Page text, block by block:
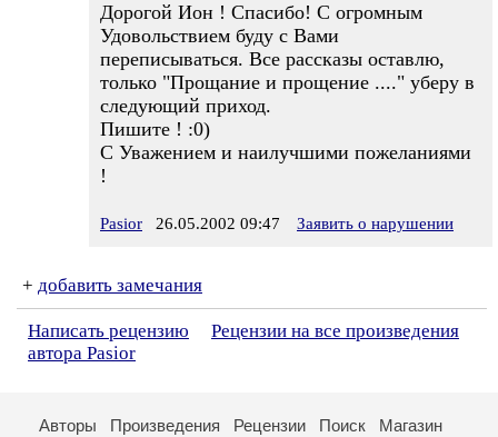
Дорогой Ион ! Спасибо! С огромным
Удовольствием буду с Вами
переписываться. Все рассказы оставлю,
только "Прощание и прощение ...." уберу в
следующий приход.
Пишите ! :0)
С Уважением и наилучшими пожеланиями
!
Pasior 26.05.2002 09:47 Заявить о нарушении
+ добавить замечания
Написать рецензию
Рецензии на все произведения
автора Pasior
Авторы Произведения Рецензии Поиск
Магазин